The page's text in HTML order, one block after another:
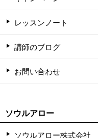
レッスンノート
講師のブログ
お問い合わせ
ソウルアロー
ソウルアロー株式会社